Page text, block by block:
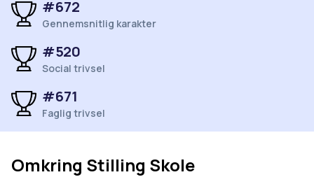
#672
Gennemsnitlig karakter
#520
Social trivsel
#671
Faglig trivsel
Omkring Stilling Skole